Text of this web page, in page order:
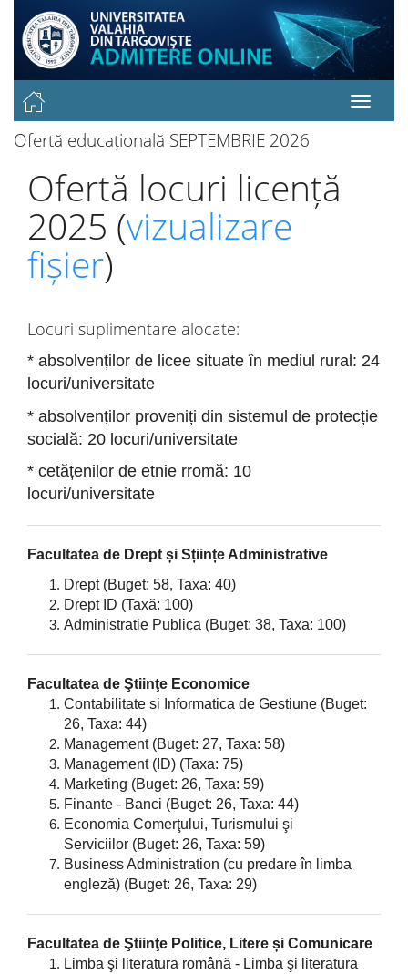
Ofertă educațională SEPTEMBRIE 2026
Ofertă locuri licență
2025 (vizualizare
fișier)
Locuri suplimentare alocate:
* absolvenților de licee situate în mediul rural: 24
locuri/universitate
* absolvenților proveniți din sistemul de protecție
socială: 20 locuri/universitate
* cetățenilor de etnie rromă: 10
locuri/universitate
Facultatea de Drept și Sțiințe Administrative
Drept (Buget: 58, Taxa: 40)
Drept ID (Taxă: 100)
Administratie Publica (Buget: 38, Taxa: 100)
Facultatea de Ştiinţe Economice
Contabilitate si Informatica de Gestiune (Buget:
26, Taxa: 44)
Management (Buget: 27, Taxa: 58)
Management (ID) (Taxa: 75)
Marketing (Buget: 26, Taxa: 59)
Finante - Banci (Buget: 26, Taxa: 44)
Economia Comerţului, Turismului şi
Serviciilor (Buget: 26, Taxa: 59)
Business Administration (cu predare în limba
engleză) (Buget: 26, Taxa: 29)
Facultatea de Ştiinţe Politice, Litere și Comunicare
Limba şi literatura română - Limba şi literatura